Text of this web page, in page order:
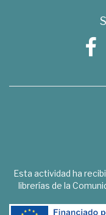
Esta actividad ha
librerías de la